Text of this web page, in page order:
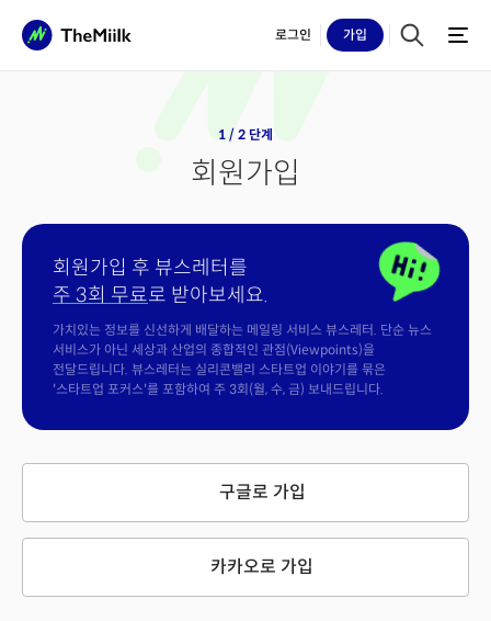
로그인 가입
1 / 2 단계
회원가입
회원가입 후 뷰스레터를
주 3회 무료로 받아보세요.
가치있는 정보를 신선하게 배달하는 메일링 서비스 뷰스레터. 단순 뉴스
서비스가 아닌 세상과 산업의 종합적인 관점(Viewpoints)을
전달드립니다. 뷰스레터는 실리콘밸리 스타트업 이야기를 묶은
'스타트업 포커스'를 포함하여 주 3회(월, 수, 금) 보내드립니다.
구글로 가입
카카오로 가입